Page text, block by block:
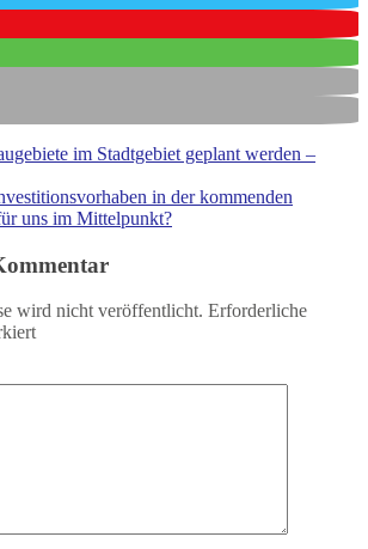
im Stadtgebiet geplant werden –
in der kommenden
uns im Mittelpunkt?
wird nicht veröffentlicht. Erforderliche